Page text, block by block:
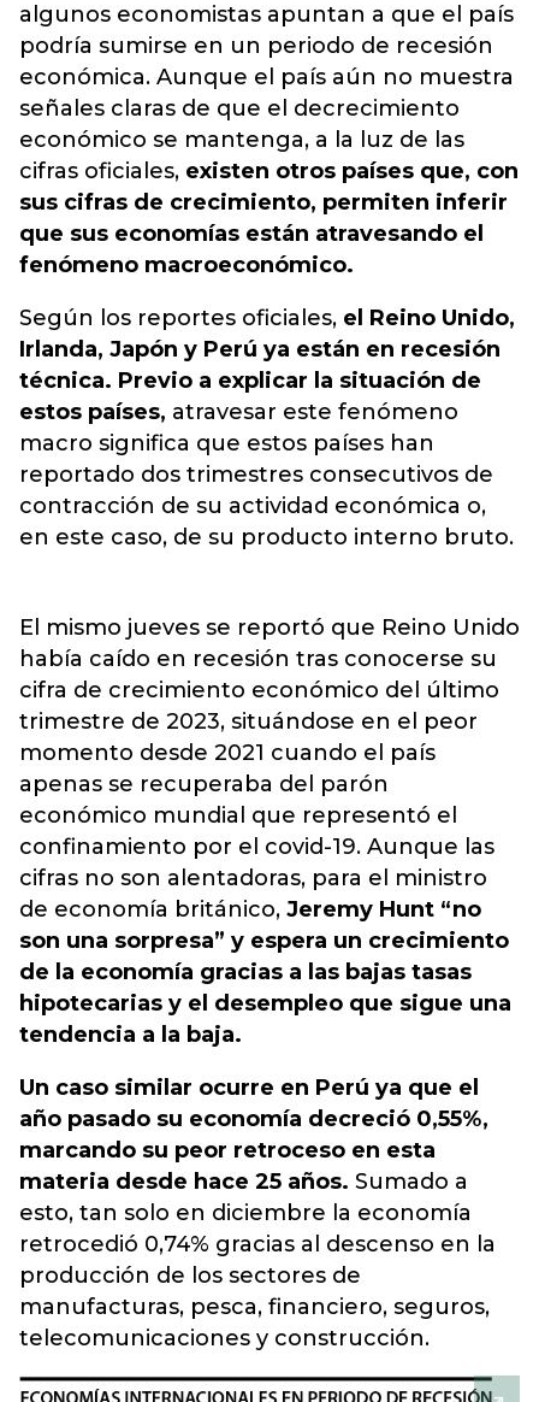
algunos economistas apuntan a que el país
podría sumirse en un periodo de recesión
económica. Aunque el país aún no muestra
señales claras de que el decrecimiento
económico se mantenga, a la luz de las
cifras oficiales, existen otros países que, con
sus cifras de crecimiento, permiten inferir
que sus economías están atravesando el
fenómeno macroeconómico.
Según los reportes oficiales, el Reino Unido,
Irlanda, Japón y Perú ya están en recesión
técnica. Previo a explicar la situación de
estos países, atravesar este fenómeno
macro significa que estos países han
reportado dos trimestres consecutivos de
contracción de su actividad económica o,
en este caso, de su producto interno bruto.
El mismo jueves se reportó que Reino Unido
había caído en recesión tras conocerse su
cifra de crecimiento económico del último
trimestre de 2023, situándose en el peor
momento desde 2021 cuando el país
apenas se recuperaba del parón
económico mundial que representó el
confinamiento por el covid-19. Aunque las
cifras no son alentadoras, para el ministro
de economía británico, Jeremy Hunt “no
son una sorpresa” y espera un crecimiento
de la economía gracias a las bajas tasas
hipotecarias y el desempleo que sigue una
tendencia a la baja.
Un caso similar ocurre en Perú ya que el
año pasado su economía decreció 0,55%,
marcando su peor retroceso en esta
materia desde hace 25 años. Sumado a
esto, tan solo en diciembre la economía
retrocedió 0,74% gracias al descenso en la
producción de los sectores de
manufacturas, pesca, financiero, seguros,
telecomunicaciones y construcción.